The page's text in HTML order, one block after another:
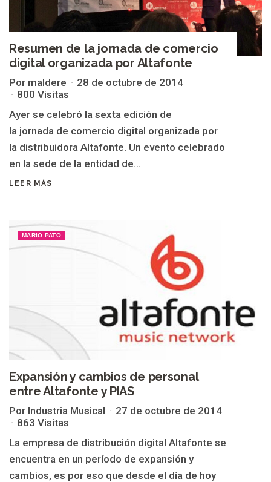
Resumen de la jornada de comercio
digital organizada por Altafonte
Por maldere
28 de octubre de 2014
800 Visitas
Ayer se celebró la sexta edición de
la jornada de comercio digital organizada por
la distribuidora Altafonte. Un evento celebrado
en la sede de la entidad de...
LEER MÁS
MARIO PATO
Expansión y cambios de personal
entre Altafonte y PIAS
Por Industria Musical
27 de octubre de 2014
863 Visitas
La empresa de distribución digital Altafonte se
encuentra en un período de expansión y
cambios, es por eso que desde el día de hoy